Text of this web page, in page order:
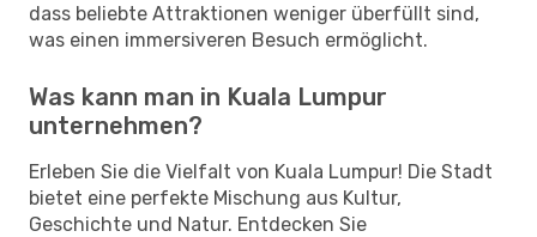
dass beliebte Attraktionen weniger überfüllt sind,
was einen immersiveren Besuch ermöglicht.
Was kann man in Kuala Lumpur
unternehmen?
Erleben Sie die Vielfalt von Kuala Lumpur! Die Stadt
bietet eine perfekte Mischung aus Kultur,
Geschichte und Natur. Entdecken Sie